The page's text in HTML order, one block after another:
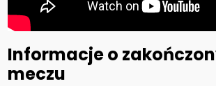
Informacje o
meczu